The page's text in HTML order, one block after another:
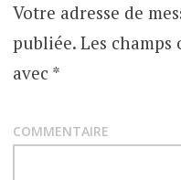
g
a
t
i
Votre adresse de
publiée.Les champs
avec *
COMMENTAIRE